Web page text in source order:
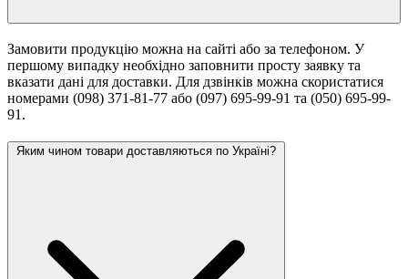
Замовити продукцію можна на сайті або за телефоном. У
першому випадку необхідно заповнити просту заявку та
вказати дані для доставки. Для дзвінків можна скористатися
номерами (098) 371-81-77 або (097) 695-99-91 та (050) 695-99-
91.
Яким чином товари доставляються по Україні?